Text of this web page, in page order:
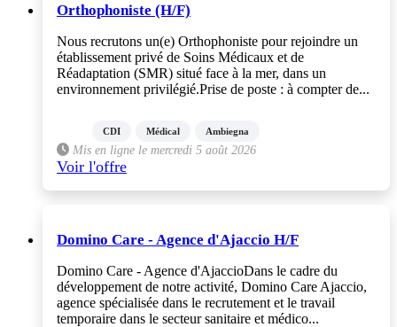
Orthophoniste (H/F)
Nous recrutons un(e) Orthophoniste pour rejoindre un
établissement privé de Soins Médicaux et de
Réadaptation (SMR) situé face à la mer, dans un
environnement privilégié.Prise de poste : à compter de...
CDI Médical Ambiegna
Mis en ligne le mercredi 5 août 2026
Voir l'offre
Domino Care - Agence d'Ajaccio H/F
Domino Care - Agence d'AjaccioDans le cadre du
développement de notre activité, Domino Care Ajaccio,
agence spécialisée dans le recrutement et le travail
temporaire dans le secteur sanitaire et médico...